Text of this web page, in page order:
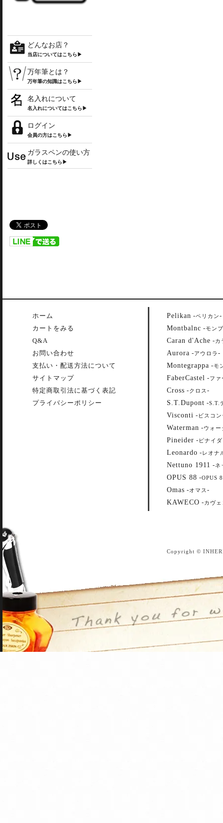
どんなお店？
当店についてはこちら▶
万年筆とは？
万年筆の知識はこちら▶
名入れについて
名入れについてはこちら▶
ログイン
会員の方はこちら▶
ガラスペンの使い方
詳しくはこちら▶
ホーム
カートをみる
Q&A
お問い合わせ
支払い・配送方法について
サイトマップ
特定商取引法に基づく表記
プライバシーポリシー
Pelikan -ペリカン-
Montbalnc -モン
Caran d'Ache -カ
Aurora -アウロラ -
Montegrappa -モ
FaberCastel -ファ
Cross -クロス-
S.T.Dupont -S.T.
Visconti - ビスコ
Waterman -ウォー
Pineider - ピナイ
Leonardo -レオナ
Nettuno 1911 -ネ
OPUS 88 -OPUS
Omas -オマス-
KAWECO -カヴェ
Copyright ©